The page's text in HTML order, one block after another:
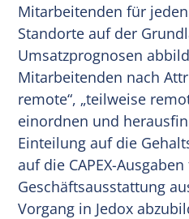
Mitarbeitenden für
Standorte auf der
Umsatzprognosen
Mitarbeitenden nach
remote“, „teilweise
einordnen und
Einteilung auf die
auf die CAPEX-
Geschäftsausstattung
Vorgang in Jedox